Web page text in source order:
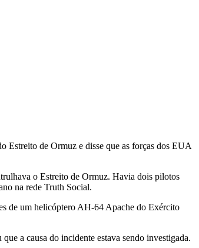
Estreito de Ormuz e disse que as forças dos EUA
o Estreito de Ormuz. Havia dois pilotos
na rede Truth Social.
de um helicóptero AH-64 Apache do Exército
a causa do incidente estava sendo investigada.